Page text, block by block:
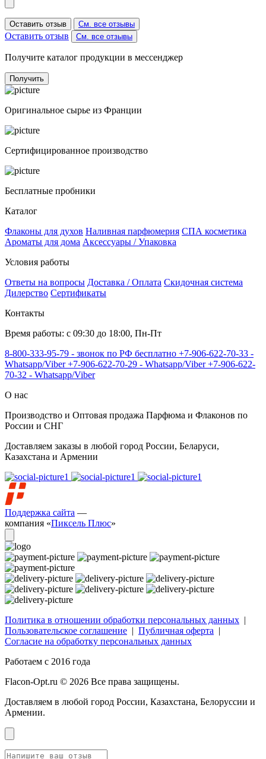
Оставить отзыв См. все отзывы
Оставить отзыв См. все отзывы
Получите каталог продукции в мессенджер
Получить
Оригинальное сырье из Франции
Сертифицированное производство
Бесплатные пробники
Каталог
Флаконы для духов Наливная парфюмерия СПА косметика
Ароматы для дома Аксессуары / Упаковка
Условия работы
Ответы на вопросы Доставка / Оплата Скидочная система
Дилерство Сертификаты
Контакты
Время работы: с 09:30 до 18:00, Пн-Пт
8-800-333-95-79 - звонок по РФ бесплатно +7-906-622-70-33 -
Whatsapp/Viber+7-906-622-70-29 - Whatsapp/Viber+7-906-622-
70-32 - Whatsapp/Viber
О нас
Производство и Оптовая продажа Парфюма и Флаконов по
России и СНГ
Доставляем заказы в любой город России, Беларуси,
Казахстана и Армении
Поддержка сайта —
компания «Пиксель Плюс»
Политика в отношении обработки персональных данных |
Пользовательское соглашение | Публичная оферта |
Согласие на обработку персональных данных
Работаем с 2016 года
Flacon-Opt.ru © 2026 Все права защищены.
Доставляем в любой город России, Казахстана, Белоруссии и
Армении.